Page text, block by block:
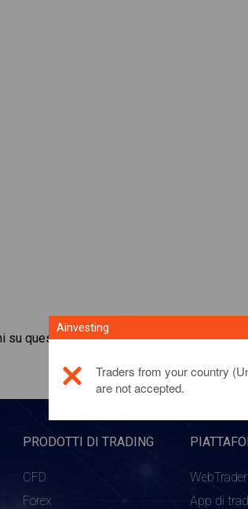
su questo prodotto di investimento,fai clic
PRODOTTI DI TRADING
CFD
Forex
WebTrader
App di
Ainvesting
Traders from your country
are not accepted.